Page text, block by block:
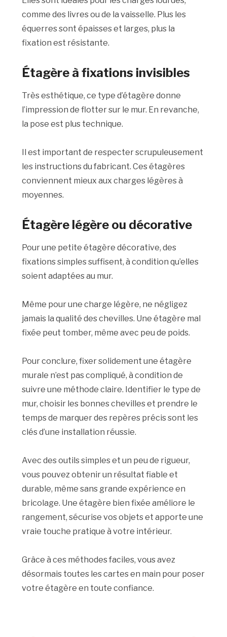
comme des livres ou de la vaisselle. Plus les
équerres sont épaisses et larges, plus la
fixation est résistante.
Étagère à fixations invisibles
Très esthétique, ce type d’étagère donne
l’impression de flotter sur le mur. En revanche,
la pose est plus technique.
Il est important de respecter scrupuleusement
les instructions du fabricant. Ces étagères
conviennent mieux aux charges légères à
moyennes.
Étagère légère ou décorative
Pour une petite étagère décorative, des
fixations simples suffisent, à condition qu’elles
soient adaptées au mur.
Même pour une charge légère, ne négligez
jamais la qualité des chevilles. Une étagère mal
fixée peut tomber, même avec peu de poids.
Pour conclure, fixer solidement une étagère
murale n’est pas compliqué, à condition de
suivre une méthode claire. Identifier le type de
mur, choisir les bonnes chevilles et prendre le
temps de marquer des repères précis sont les
clés d’une installation réussie.
Avec des outils simples et un peu de rigueur,
vous pouvez obtenir un résultat fiable et
durable, même sans grande expérience en
bricolage. Une étagère bien fixée améliore le
rangement, sécurise vos objets et apporte une
vraie touche pratique à votre intérieur.
Grâce à ces méthodes faciles, vous avez
désormais toutes les cartes en main pour poser
votre étagère en toute confiance.